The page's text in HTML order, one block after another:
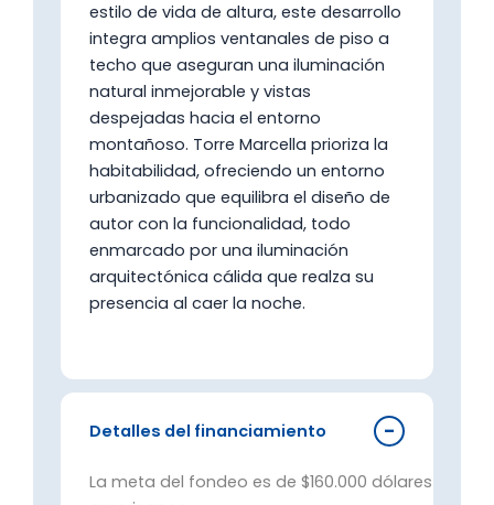
estilo de vida de altura, este desarrollo
integra amplios ventanales de piso a
techo que aseguran una iluminación
natural inmejorable y vistas
despejadas hacia el entorno
montañoso. Torre Marcella prioriza la
habitabilidad, ofreciendo un entorno
urbanizado que equilibra el diseño de
autor con la funcionalidad, todo
enmarcado por una iluminación
arquitectónica cálida que realza su
presencia al caer la noche.
Detalles del financiamiento
La meta del fondeo es de $160.000 dólares